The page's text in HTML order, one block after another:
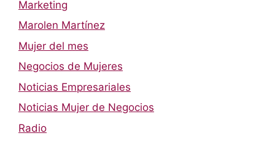
Marketing
Marolen Martínez
Mujer del mes
Negocios de Mujeres
Noticias Empresariales
Noticias Mujer de Negocios
Radio